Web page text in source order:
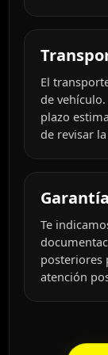
El
de
plazo
de revisar
Te
posteriores
atención